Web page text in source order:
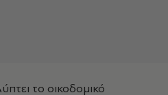
το οικοδομικό